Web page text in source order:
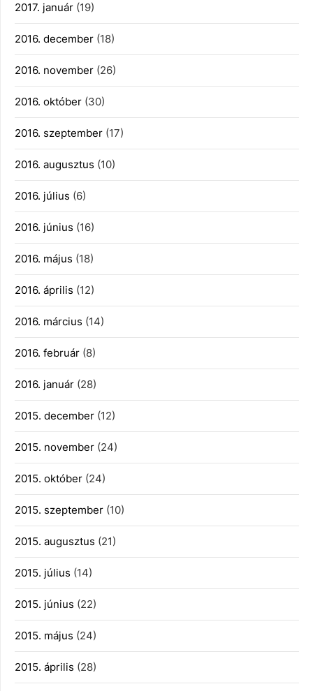
2017. január (19)
2016. december (18)
2016. november (26)
2016. október (30)
2016. szeptember (17)
2016. augusztus (10)
2016. július (6)
2016. június (16)
2016. május (18)
2016. április (12)
2016. március (14)
2016. február (8)
2016. január (28)
2015. december (12)
2015. november (24)
2015. október (24)
2015. szeptember (10)
2015. augusztus (21)
2015. július (14)
2015. június (22)
2015. május (24)
2015. április (28)